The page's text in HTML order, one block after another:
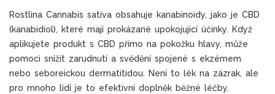
Rostlina Cannabis sativa obsahuje kanabinoidy, jako je CBD
(kanabidiol), které mají prokázané upokojující účinky. Když
aplikujete produkt s CBD přímo na pokožku hlavy, může
pomoci snížit zarudnutí a svědění spojené s ekzémem
nebo seboreickou dermatitidou. Není to lék na zázrak, ale
pro mnoho lidí je to efektivní doplněk běžné léčby.